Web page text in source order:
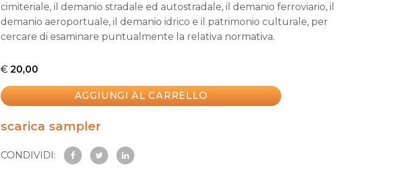
cimiteriale, il demanio stradale ed autostradale, il demanio ferroviario, il
demanio aeroportuale, il demanio idrico e il patrimonio culturale, per
cercare di esaminare puntualmente la relativa normativa.
€ 20,00
AGGIUNGI AL CARRELLO
scarica sampler
CONDIVIDI: